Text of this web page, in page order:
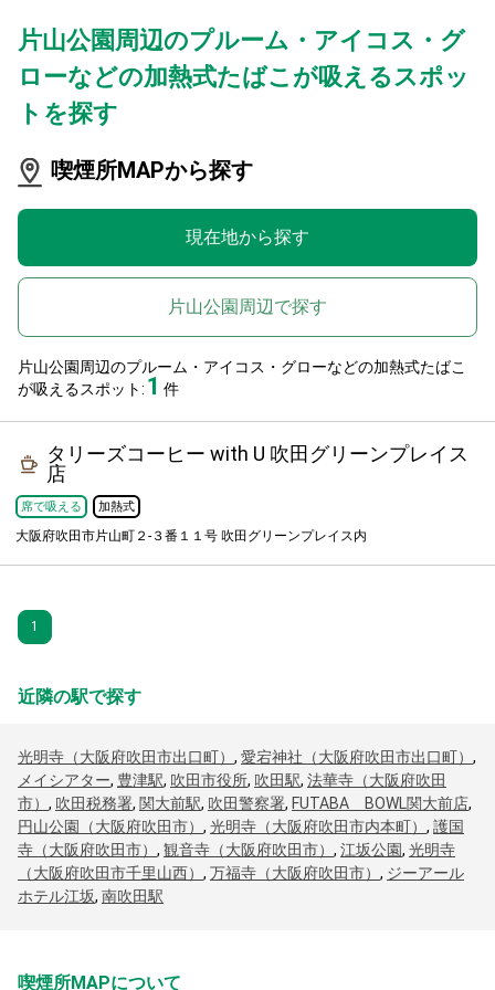
片山公園周辺のプルーム・アイコス・グ
ローなどの加熱式たばこが吸えるスポッ
トを探す
喫煙所MAPから探す
現在地から探す
片山公園周辺で探す
片山公園周辺のプルーム・アイコス・グローなどの加熱式たばこ
が吸えるスポット: 1 件
タリーズコーヒー with U 吹田グリーンプレイス
店
席で吸える 加熱式
大阪府吹田市片山町２-３番１１号 吹田グリーンプレイス内
1
近隣の駅で探す
光明寺（大阪府吹田市出口町） , 愛宕神社（大阪府吹田市出口町） ,
メイシアター, 豊津駅, 吹田市役所, 吹田駅, 法華寺（大阪府吹田
市） , 吹田税務署, 関大前駅, 吹田警察署, FUTABA BOWL関大前店,
円山公園（大阪府吹田市） , 光明寺（大阪府吹田市内本町） , 護国
寺（大阪府吹田市） , 観音寺（大阪府吹田市） , 江坂公園, 光明寺
（大阪府吹田市千里山西） , 万福寺（大阪府吹田市） , ジーアール
ホテル江坂, 南吹田駅
喫煙所MAPについて